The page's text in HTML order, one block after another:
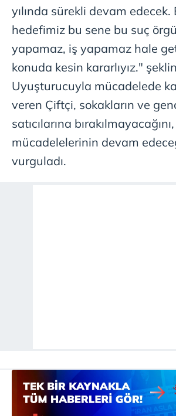
yılında sürekli devam edecek.
hedefimiz bu sene bu suç
yapamaz, iş yapamaz hale
konuda kesin kararlıyız."
Uyuşturucuyla mücadelede
veren Çiftçi, sokakların ve
satıcılarına
mücadelelerinin devam
vurguladı.